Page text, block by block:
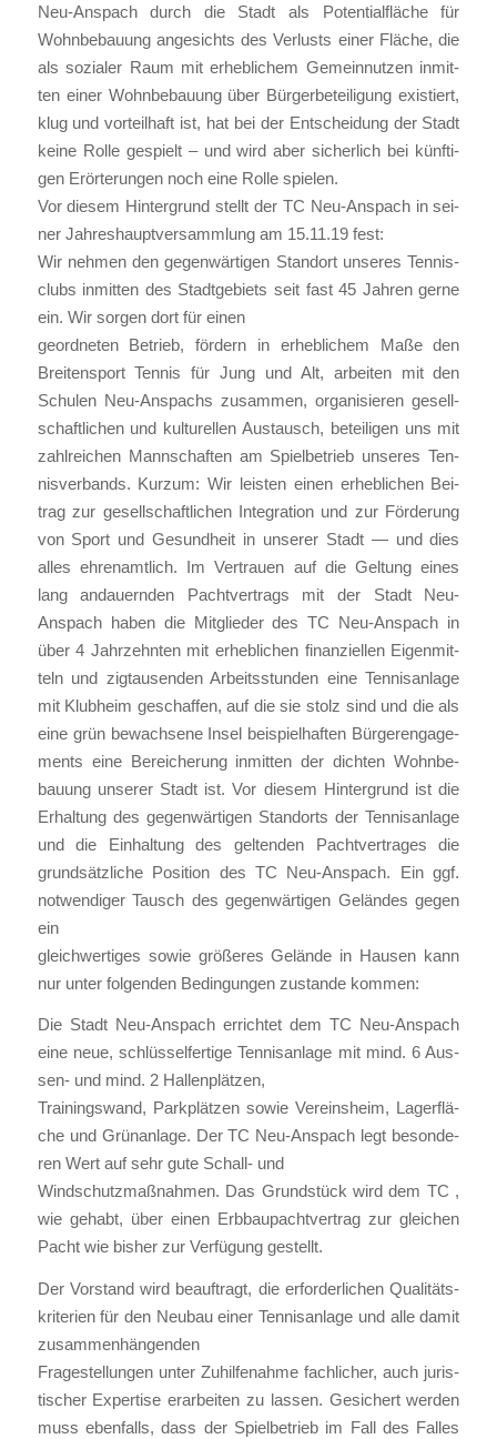
Neu-Anspach durch die Stadt als Poten­ti­al­flä­che für
Wohn­be­bau­ung ange­sichts des Ver­lusts einer Flä­che, die
als sozia­ler Raum mit erheb­li­chem Gemein­nut­zen inmit­
ten einer Wohn­be­bau­ung über Bür­ger­be­tei­li­gung exis­tiert,
klug und vor­teil­haft ist, hat bei der Ent­schei­dung der Stadt
kei­ne Rol­le gespielt – und wird aber sicher­lich bei künf­ti­
gen Erör­te­run­gen noch eine Rol­le spie­len.
Vor die­sem Hin­ter­grund stellt der TC Neu-Anspach in sei­
ner Jah­res­haupt­ver­samm­lung am 15.11.19 fest:
Wir neh­men den gegen­wär­ti­gen Stand­ort unse­res Ten­nis­
clubs inmit­ten des Stadt­ge­biets seit fast 45 Jah­ren ger­ne
ein. Wir sor­gen dort für einen
geord­ne­ten Betrieb, för­dern in erheb­li­chem Maße den
Brei­ten­sport Ten­nis für Jung und Alt, arbei­ten mit den
Schu­len Neu-Anspachs zusam­men, orga­ni­sie­ren gesell­
schaft­li­chen und kul­tu­rel­len Aus­tausch, betei­li­gen uns mit
zahl­rei­chen Mann­schaf­ten am Spiel­be­trieb unse­res Ten­
nis­ver­bands. Kurz­um: Wir leis­ten einen erheb­li­chen Bei­
trag zur gesell­schaft­li­chen Inte­gra­ti­on und zur För­de­rung
von Sport und Gesund­heit in unse­rer Stadt — und dies
alles ehren­amt­lich. Im Ver­trau­en auf die Gel­tung eines
lang andau­ern­den Pacht­ver­trags mit der Stadt Neu-
Anspach haben die Mit­glie­der des TC Neu-Anspach in
über 4 Jahr­zehn­ten mit erheb­li­chen finan­zi­el­len Eigen­mit­
teln und zig­tau­sen­den Arbeits­stun­den eine Ten­nis­an­la­ge
mit Klub­heim geschaf­fen, auf die sie stolz sind und die als
eine grün bewach­se­ne Insel bei­spiel­haf­ten Bür­ger­en­ga­ge­
ments eine Berei­che­rung inmit­ten der dich­ten Wohn­be­
bau­ung unse­rer Stadt ist. Vor die­sem Hin­ter­grund ist die
Erhal­tung des gegen­wär­ti­gen Stand­orts der Ten­nis­an­la­ge
und die Ein­hal­tung des gel­ten­den Pacht­ver­tra­ges die
grund­sätz­li­che Posi­ti­on des TC Neu-Anspach. Ein ggf.
not­wen­di­ger Tausch des gegen­wär­ti­gen Gelän­des gegen
ein
gleich­wer­ti­ges sowie grö­ße­res Gelän­de in Hau­sen kann
nur unter fol­gen­den Bedin­gun­gen zustan­de kom­men:
Die Stadt Neu-Anspach errich­tet dem TC Neu-Anspach
eine neue, schlüs­sel­fer­ti­ge Ten­nis­an­la­ge mit mind. 6 Aus­
sen- und mind. 2 Hal­len­plät­zen,
Trai­nings­wand, Park­plät­zen sowie Ver­eins­heim, Lager­flä­
che und Grün­an­la­ge. Der TC Neu-Anspach legt beson­de­
ren Wert auf sehr gute Schall- und
Wind­schutz­maß­nah­men. Das Grund­stück wird dem TC ,
wie gehabt, über einen Erb­bau­pacht­ver­trag zur glei­chen
Pacht wie bis­her zur Ver­fü­gung gestellt.
Der Vor­stand wird beauf­tragt, die erfor­der­li­chen Qua­li­täts­
kri­te­ri­en für den Neu­bau einer Ten­nis­an­la­ge und alle damit
zusam­men­hän­gen­den
Fra­ge­stel­lun­gen unter Zuhil­fe­nah­me fach­li­cher, auch juris­
ti­scher Exper­ti­se erar­bei­ten zu las­sen. Gesi­chert wer­den
muss eben­falls, dass der Spiel­be­trieb im Fall des Fal­les